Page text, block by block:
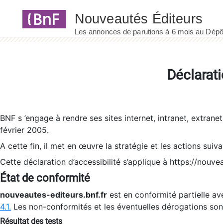
BNF s ’engage à rendre ses sites internet, intranet,
février 2005.
A cette fin, il met en œuvre la stratégie et les actions
Cette déclaration d’accessibilité s’applique à https://
État de conformité
nouveautes-editeurs.bnf.fr est en conformité partielle
4.1. Les non-conformités et les éventuelles dérogations
Résultat des tests